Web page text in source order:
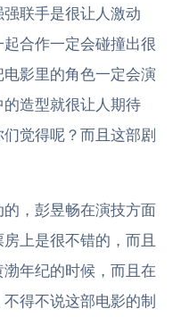
联手是很让人激动
合作一定会碰撞出很
影里的角色一定会演
造型就很让人期待
觉得呢？而且这部剧
，彭昱畅在演技方面
上是很不错的，而且
年纪的时候，而且在
得不说这部电影的制